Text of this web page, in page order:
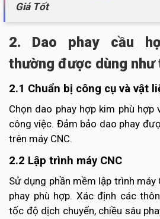
Giá Tốt
2. Dao phay cầu
thường được dùng như
2.1 Chuẩn bị công cụ và vật
Chọn dao phay hợp kim phù hợp
công việc. Đảm bảo dao phay
trên máy CNC.
2.2 Lập trình máy CNC
Sử dụng phần mềm lập trình máy
phay phù hợp. Xác định các
tốc độ dịch chuyển, chiều sâu